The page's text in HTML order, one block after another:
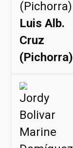
Luis Alb.
Cruz
(Pichorra)